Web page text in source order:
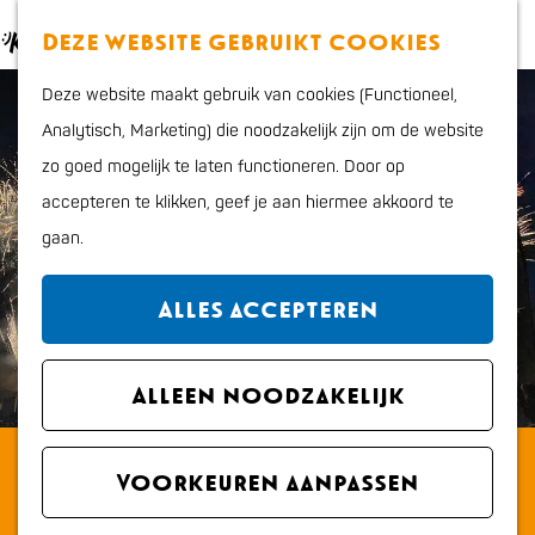
Deze website gebruikt cookies
Deze website maakt gebruik van cookies (Functioneel,
Analytisch, Marketing) die noodzakelijk zijn om de website
zo goed mogelijk te laten functioneren. Door op
accepteren te klikken, geef je aan hiermee akkoord te
gaan.
Alles accepteren
Alleen noodzakelijk
Voorkeuren aanpassen
G
n
a
a
r
d
e
h
o
m
K
a
r
t
Z
e
k
e
n
e
n
u
Actief
Cultuur en uitgaan
Kids
Plan je bezoek
VVV Katwijk
Overnachten
Bereikbaarheid en
Regio
Met de hond
Haringrock